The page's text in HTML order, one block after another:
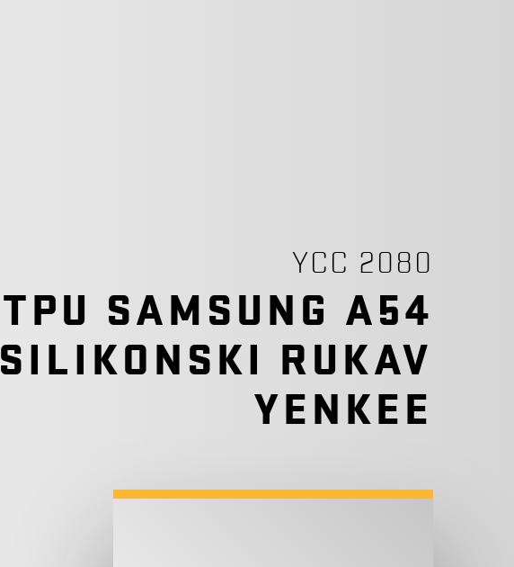
YCC 2080
TPU SAMSUNG A54
SILIKONSKI RUKAV
YENKEE